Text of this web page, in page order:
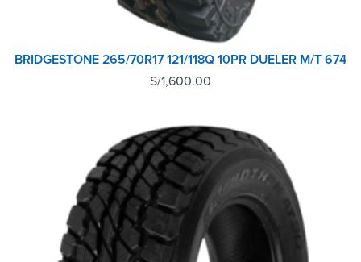
BRIDGESTONE 265/70R17 121/118Q 10PR DUELER M/T 674
S/1,600.00